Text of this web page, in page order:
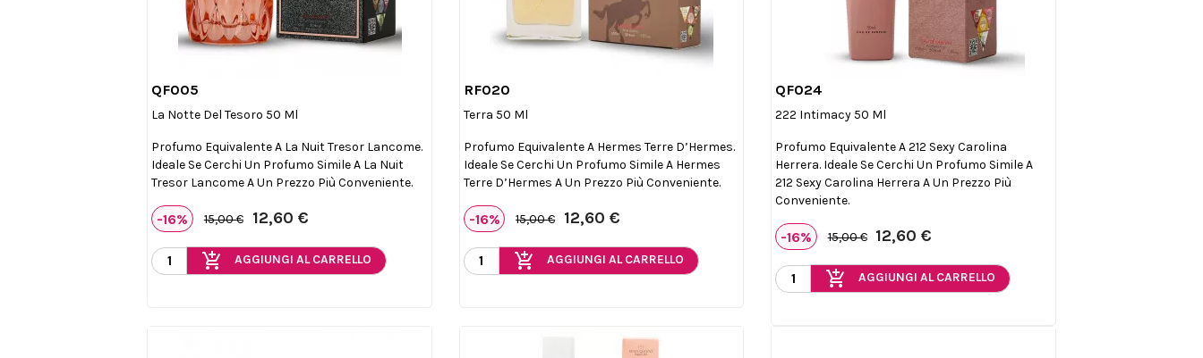
QF005
La Notte Del Tesoro 50 Ml
Profumo Equivalente A La Nuit Tresor Lancome.
Ideale Se Cerchi Un Profumo Simile A La Nuit
Tresor Lancome A Un Prezzo Più Conveniente.
-16% 15,00 € 12,60 €
add_shopping_cart AGGIUNGI AL CARRELLO
RF020
Terra 50 Ml
Profumo Equivalente A Hermes Terre D’Hermes.
Ideale Se Cerchi Un Profumo Simile A Hermes
Terre D’Hermes A Un Prezzo Più Conveniente.
-16% 15,00 € 12,60 €
add_shopping_cart AGGIUNGI AL CARRELLO
QF024
222 Intimacy 50 Ml
Profumo Equivalente A 212 Sexy Carolina
Herrera. Ideale Se Cerchi Un Profumo Simile A
212 Sexy Carolina Herrera A Un Prezzo Più
Conveniente.
-16% 15,00 € 12,60 €
add_shopping_cart AGGIUNGI AL CARRELLO